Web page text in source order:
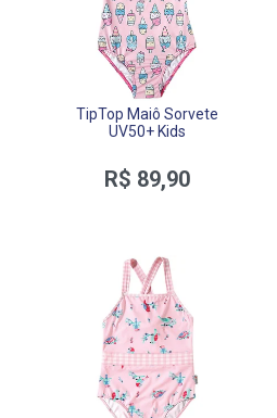
TipTop Maiô Sorvete
UV50+ Kids
R$ 89,90